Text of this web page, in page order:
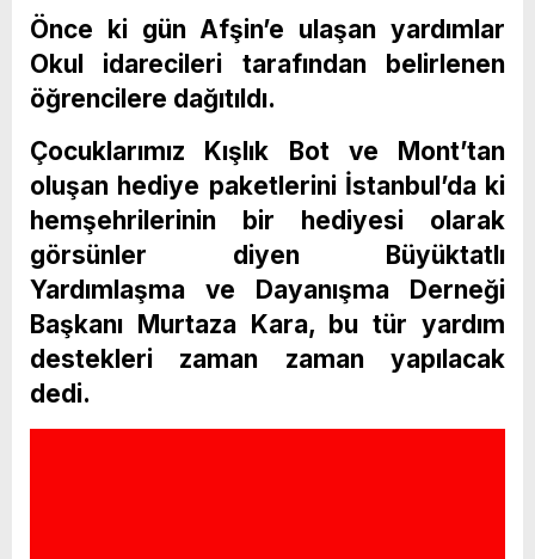
Önce ki gün Afşin’e ulaşan yardımlar
Okul idarecileri tarafından belirlenen
öğrencilere dağıtıldı.
Çocuklarımız Kışlık Bot ve Mont’tan
oluşan hediye paketlerini İstanbul’da ki
hemşehrilerinin bir hediyesi olarak
görsünler diyen Büyüktatlı
Yardımlaşma ve Dayanışma Derneği
Başkanı Murtaza Kara, bu tür yardım
destekleri zaman zaman yapılacak
dedi.